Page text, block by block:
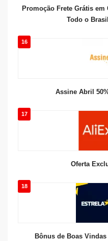
Promoção Frete Grátis em
Todo o
16
Assine Abril
17
Oferta
18
Bônus de Boas